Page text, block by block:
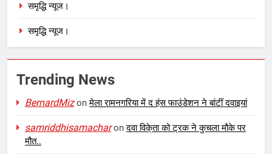
समृद्धि न्यूज।
समृद्धि न्यूज।
Trending News
BernardMizonमेला रामनगरिया में द हंस फाउंडेशन ने बांटीं दवाइयां
samriddhisamacharonदवा विके्ता को ट्रक ने कुचला मौके पर
मौत..